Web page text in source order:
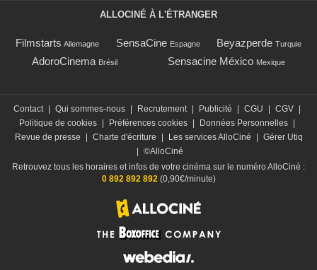
ALLOCINÉ À L'ÉTRANGER
Filmstarts Allemagne SensaCine Espagne Beyazperde Turquie
AdoroCinema Brésil Sensacine México Mexique
Contact Qui sommes-nous Recrutement Publicité CGU CGV
Politique de cookies
Préférences cookies Données Personnelles
Revue de presse
Charte d'écriture Les services AlloCiné
Gérer Utiq
©AlloCiné
Retrouvez tous les horaires et infos de votre cinéma sur le numéro AlloCiné :
0 892 892 892(0,90€/minute)